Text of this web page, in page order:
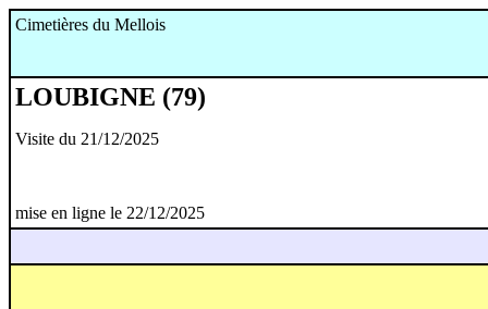
Cimetières du Mellois
LOUBIGNE (79)
Visite du 21/12/2025
mise en ligne le 22/12/2025